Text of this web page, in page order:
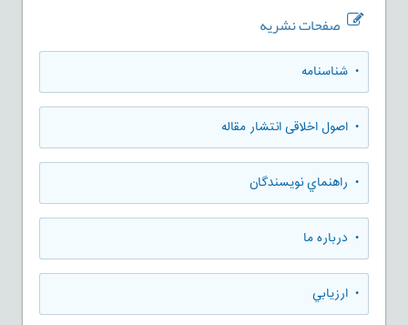
صفحات نشریه
• شناسنامه
• اصول اخلاقی انتشار مقاله
• راهنماي نويسندگان
• درباره ما
• ارزيابي